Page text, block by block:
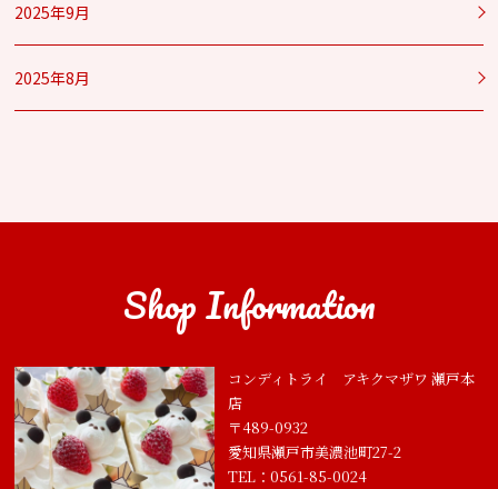
2025年9月
2025年8月
Shop Information
コンディトライ アキクマザワ 瀬戸本
店
〒489-0932
愛知県瀬戸市美濃池町27-2
TEL：0561-85-0024